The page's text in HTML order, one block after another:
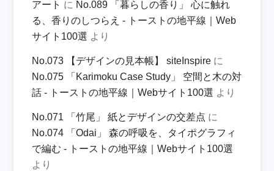
アート に No.089 「暮らしの香り」 心に触れ
る、香りのしつらえ - トーストの地平線｜Web
サイト100選 より
No.073 【デザインの見本帳】 siteInspire に
No.075 「Karimoku Case Study」 空間と木の対
話 - トーストの地平線｜Webサイト100選 より
No.071 「竹尾」 紙とデザインの交差点 に
No.074 「Odai」 森の呼吸を、タイポグラフィ
で編む - トーストの地平線｜Webサイト100選
より